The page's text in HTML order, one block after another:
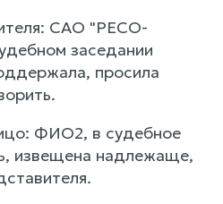
САО "РЕСО-
заседании
просила
ФИО2, в судебное
извещена надлежаще,